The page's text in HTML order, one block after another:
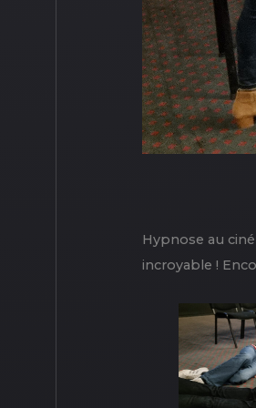
Hypnose au
incroyable !